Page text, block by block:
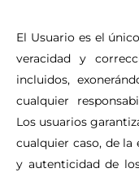
El Usuario es el
veracidad y
incluidos,
cualquier
Los usuarios
cualquier caso, de la
y autenticidad de